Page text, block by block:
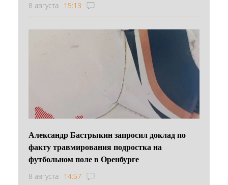
8 августа 15:13
Александр Бастрыкин запросил доклад по
факту травмирования подростка на
футбольном поле в Оренбурге
8 августа 14:57